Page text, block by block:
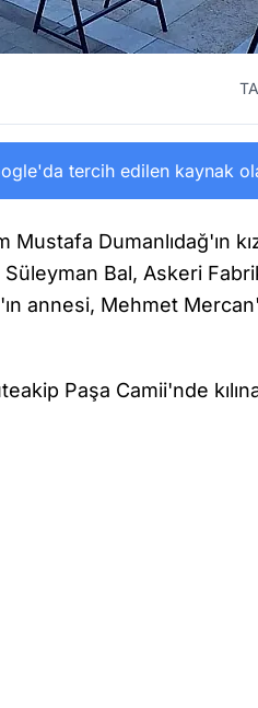
tercih edilen kaynak
Dumanlıdağ'ın
Bal, Askeri
annesi, Mehmet
Paşa Camii'nde